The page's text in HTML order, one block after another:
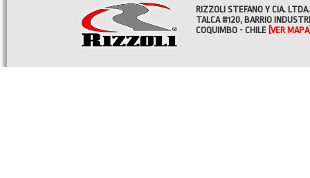
RIZZOLI STEFANO Y CIA. LTDA.
TALCA #120, BARRIO
COQUIMBO - CHILE [VER